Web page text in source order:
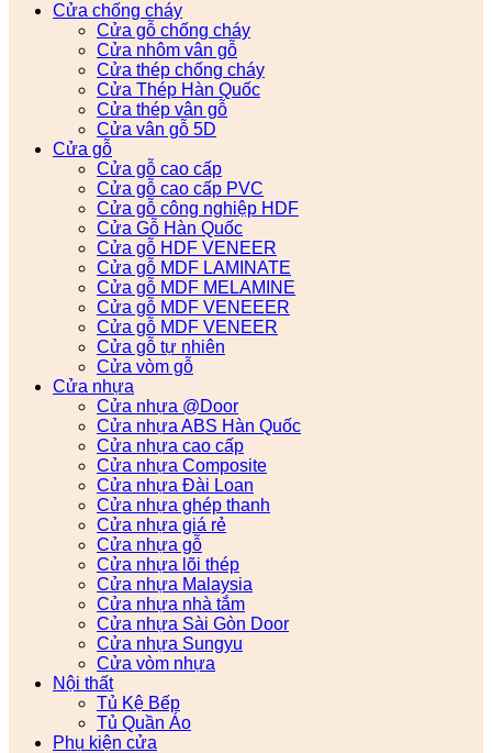
Cửa chống cháy
Cửa gỗ chống cháy
Cửa nhôm vân gỗ
Cửa thép chống cháy
Cửa Thép Hàn Quốc
Cửa thép vân gỗ
Cửa vân gỗ 5D
Cửa gỗ
Cửa gỗ cao cấp
Cửa gỗ cao cấp PVC
Cửa gỗ công nghiệp HDF
Cửa Gỗ Hàn Quốc
Cửa gỗ HDF VENEER
Cửa gỗ MDF LAMINATE
Cửa gỗ MDF MELAMINE
Cửa gỗ MDF VENEEER
Cửa gỗ MDF VENEER
Cửa gỗ tự nhiên
Cửa vòm gỗ
Cửa nhựa
Cửa nhựa @Door
Cửa nhựa ABS Hàn Quốc
Cửa nhựa cao cấp
Cửa nhựa Composite
Cửa nhựa Đài Loan
Cửa nhựa ghép thanh
Cửa nhựa giá rẻ
Cửa nhựa gỗ
Cửa nhựa lõi thép
Cửa nhựa Malaysia
Cửa nhựa nhà tắm
Cửa nhựa Sài Gòn Door
Cửa nhựa Sungyu
Cửa vòm nhựa
Nội thất
Tủ Kệ Bếp
Tủ Quần Áo
Phụ kiện cửa